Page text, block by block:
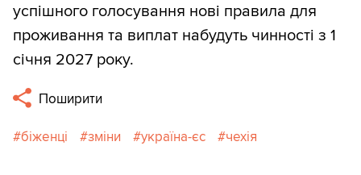
успішного голосування нові правила для
проживання та виплат набудуть чинності з 1
січня 2027 року.
Поширити
біженці зміни україна-єс чехія